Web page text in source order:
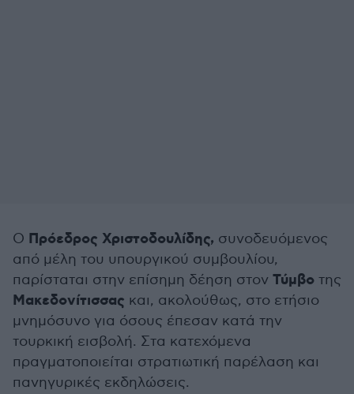
Ο Πρόεδρος Χριστοδουλίδης, συνοδευόμενος
από μέλη του υπουργικού συμβουλίου,
παρίσταται στην επίσημη δέηση στον Τύμβο της
Μακεδονίτισσας και, ακολούθως, στο ετήσιο
μνημόσυνο για όσους έπεσαν κατά την
τουρκική εισβολή. Στα κατεχόμενα
πραγματοποιείται στρατιωτική παρέλαση και
πανηγυρικές εκδηλώσεις.